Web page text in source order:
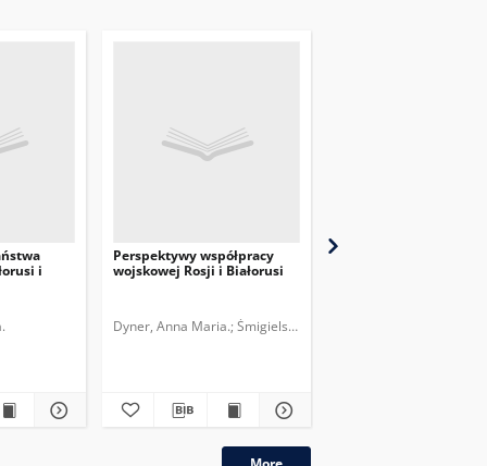
i
Perspektywy współpracy
wojskowej Rosji i Białorusi
Dyner, Anna Maria. Śmigielski, Robert.